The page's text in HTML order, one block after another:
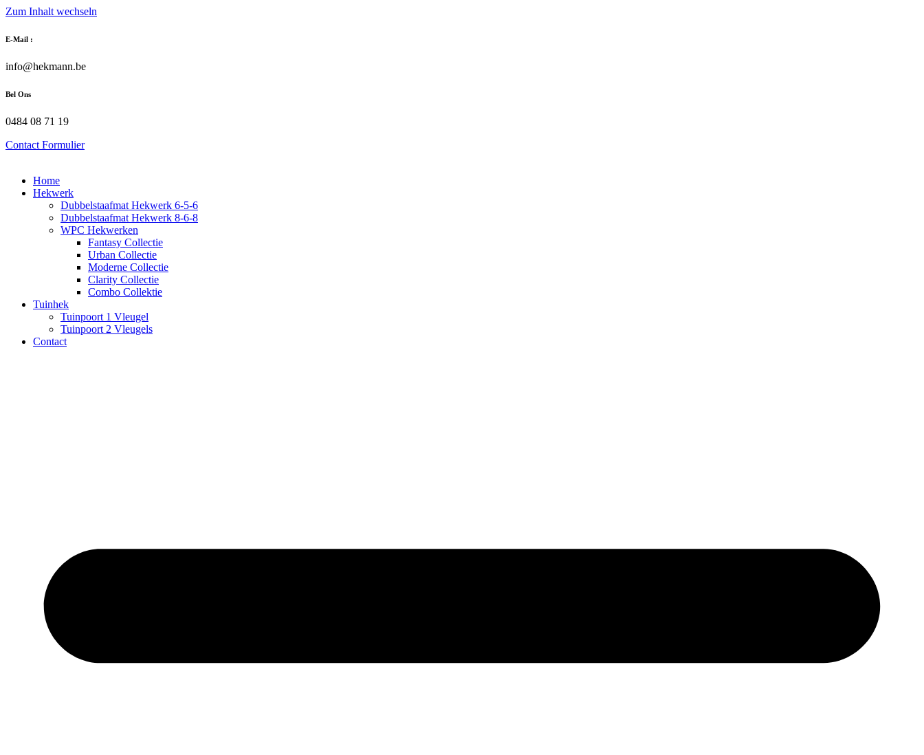
Zum Inhalt wechseln
E-Mail :
info@hekmann.be
Bel Ons
0484 08 71 19
Contact Formulier
Home
Hekwerk
Dubbelstaafmat Hekwerk 6-5-6
Dubbelstaafmat Hekwerk 8-6-8
WPC Hekwerken
Fantasy Collectie
Urban Collectie
Moderne Collectie
Clarity Collectie
Combo Collektie
Tuinhek
Tuinpoort 1 Vleugel
Tuinpoort 2 Vleugels
Contact